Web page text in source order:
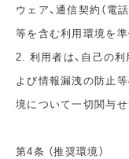
ウェア、通信契約（電
等を含む利用環境を
2. 利用者は、自己の
よび情報漏洩の防止
境について一切関与せ
第4条 （推奨環境）